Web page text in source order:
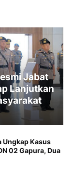
Jabat
Lanjutkan
Ungkap Kasus
02 Gapura, Dua